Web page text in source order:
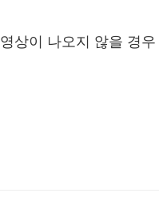
영상이 나오지 않을 경우